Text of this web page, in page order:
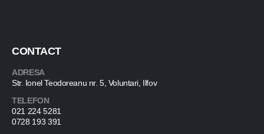
CONTACT
ADRESA
Str. Ionel Teodoreanu nr. 5, Voluntari, Ilfov
TELEFON
021 224 5281
0728 193 391